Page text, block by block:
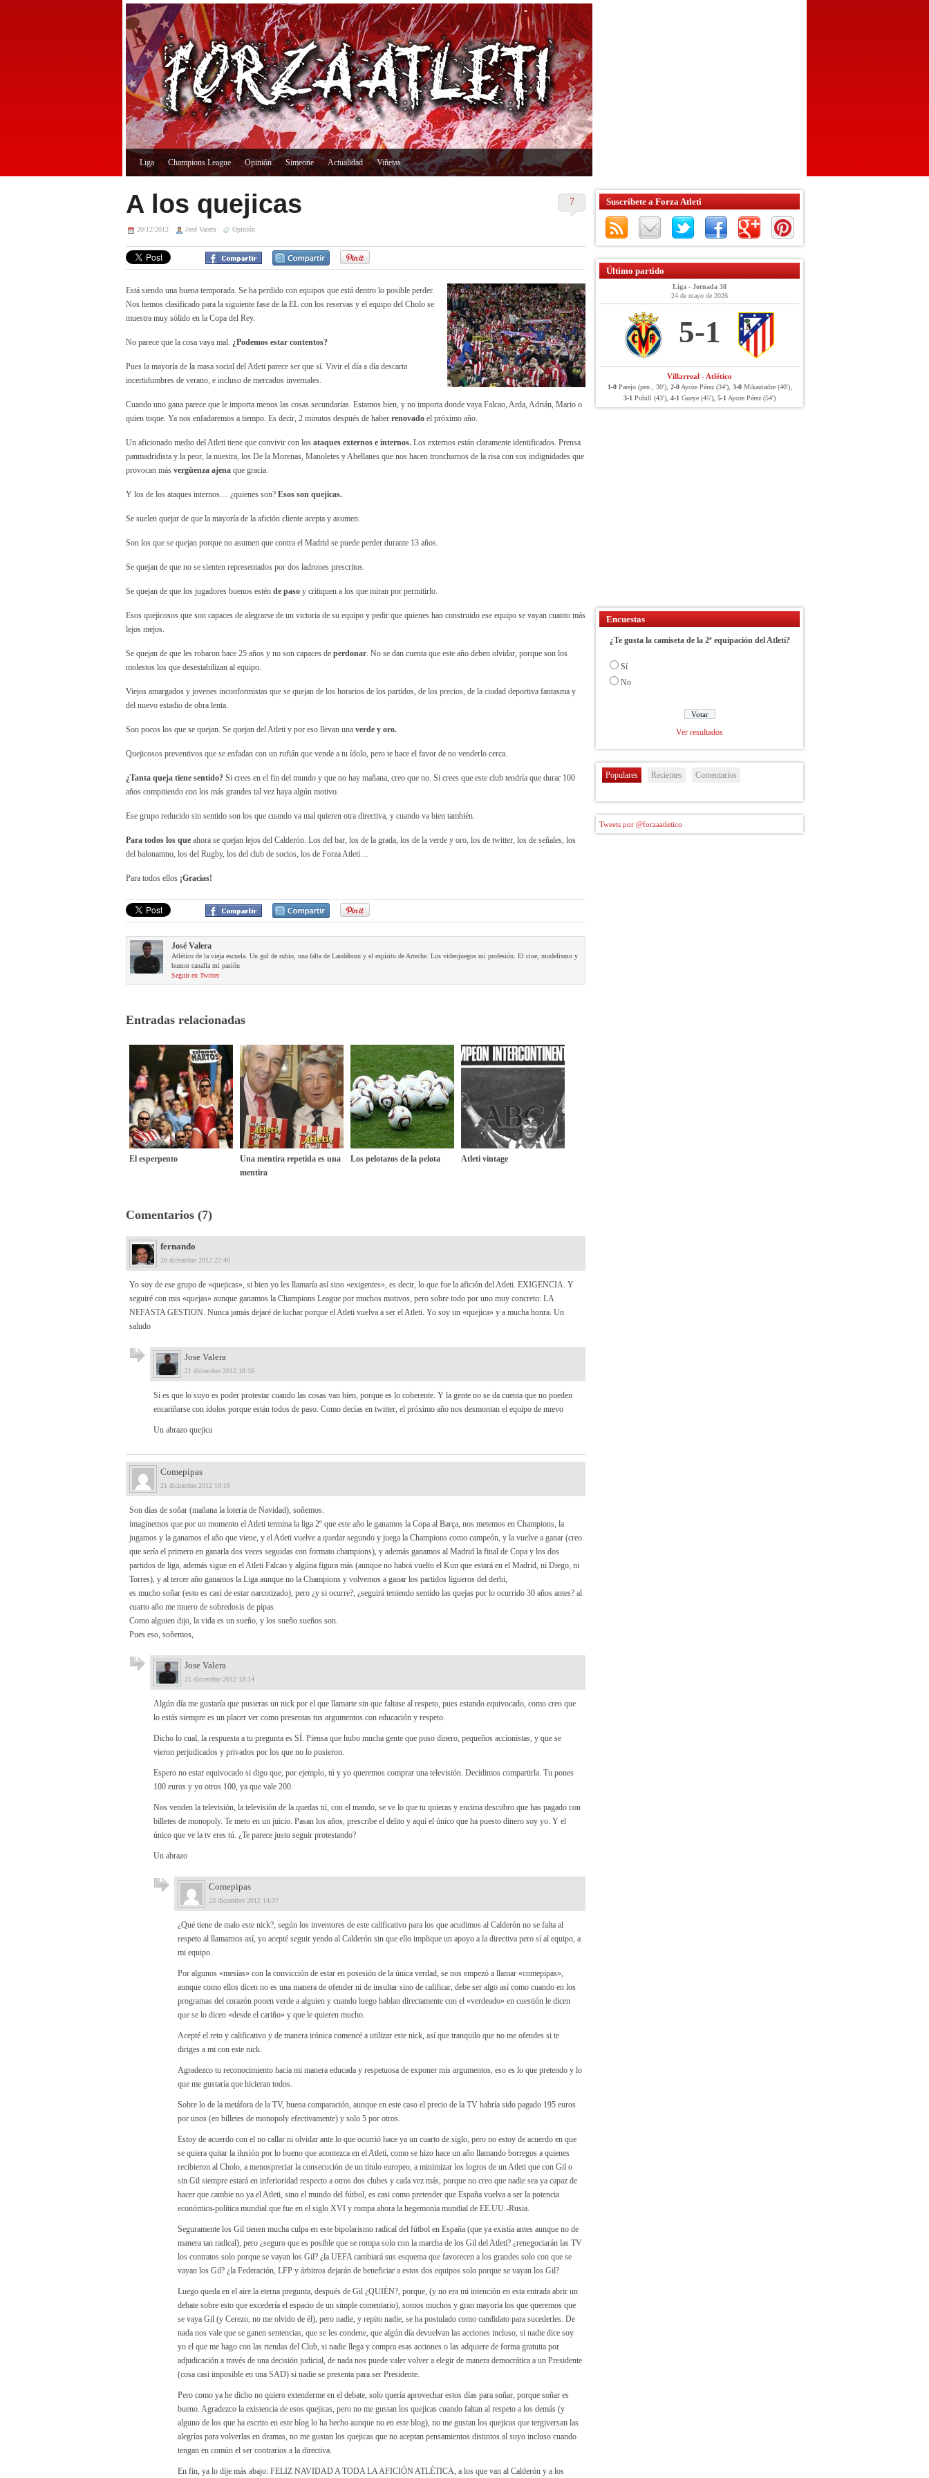
Liga Champions League Opinión Simeone Actualidad Viñetas
7
A los quejicas
20/12/2012 José Valera Opinión
Está siendo una buena temporada. Se ha perdido con equipos que está dentro lo posible perder.
Nos hemos clasificado para la siguiente fase de la EL con los reservas y el equipo del Cholo se
muestra muy sólido en la Copa del Rey.
No parece que la cosa vaya mal. ¿Podemos estar contentos?
Pues la mayoría de la masa social del Atleti parece ser que sí. Vivir el día a día descarta
incertidumbres de verano, e incluso de mercados invernales.
Cuando uno gana parece que le importa menos las cosas secundarias. Estamos bien, y no importa donde vaya Falcao, Arda, Adrián, Mario o
quien toque. Ya nos enfadaremos a tiempo. Es decir, 2 minutos después de haber renovado el próximo año.
Un aficionado medio del Atleti tiene que convivir con los ataques externos e internos. Los externos están claramente identificados. Prensa
panmadridista y la peor, la nuestra, los De la Morenas, Manoletes y Abellanes que nos hacen troncharnos de la risa con sus indignidades que
provocan más vergüenza ajena que gracia.
Y los de los ataques internos… ¿quienes son? Esos son quejicas.
Se suelen quejar de que la mayoría de la afición cliente acepta y asumen.
Son los que se quejan porque no asumen que contra el Madrid se puede perder durante 13 años.
Se quejan de que no se sienten representados por dos ladrones prescritos.
Se quejan de que los jugadores buenos estén de paso y critiquen a los que miran por permitirlo.
Esos quejicosos que son capaces de alegrarse de un victoria de su equipo y pedir que quienes han construido ese equipo se vayan cuanto más
lejos mejos.
Se quejan de que les robaron hace 25 años y no son capaces de perdonar. No se dan cuenta que este año deben olvidar, porque son los
molestos los que desestabilizan al equipo.
Viejos amargados y jovenes inconformistas que se quejan de los horarios de los partidos, de los precios, de la ciudad deportiva fantasma y
del nuevo estadio de obra lenta.
Son pocos los que se quejan. Se quejan del Atleti y por eso llevan una verde y oro.
Quejicosos preventivos que se enfadan con un rufián que vende a tu ídolo, pero te hace el favor de no venderlo cerca.
¿Tanta queja tiene sentido? Si crees en el fin del mundo y que no hay mañana, creo que no. Si crees que este club tendría que durar 100
años compitiendo con los más grandes tal vez haya algún motivo.
Ese grupo reducido sin sentido son los que cuando va mal quieren otra directiva, y cuando va bien también.
Para todos los que ahora se quejan lejos del Calderón. Los del bar, los de la grada, los de la verde y oro, los de twitter, los de señales, los
del balonamno, los del Rugby, los del club de socios, los de Forza Atleti…
Para todos ellos ¡Gracias!
José Valera
Atlético de la vieja escuela. Un gol de rubio, una falta de Landáburu y el espíritu de Arteche. Los videojuegos mi profesión. El cine, modelismo y
humor canalla mi pasión
Seguir en Twitter
Entradas relacionadas
El esperpento
Una mentira repetida es una
mentira
Los pelotazos de la pelota Atleti vintage
Comentarios (7)
fernando
20 diciembre 2012 22:40
Yo soy de ese grupo de «quejicas», si bien yo les llamaría así sino «exigentes», es decir, lo que fue la afición del Atleti. EXIGENCIA. Y
seguiré con mis «quejas» aunque ganamos la Champions League por muchos motivos, pero sobre todo por uno muy concreto: LA
NEFASTA GESTION. Nunca jamás dejaré de luchar porque el Atleti vuelva a ser el Atleti. Yo soy un «quejica» y a mucha honra. Un
saludo
Jose Valera
21 diciembre 2012 18:16
Si es que lo suyo es poder protestar cuando las cosas van bien, porque es lo coherente. Y la gente no se da cuenta que no pueden
encariñarse con idolos porque están todos de paso. Como decías en twitter, el próximo año nos desmontan el equipo de nuevo
Un abrazo quejica
Comepipas
21 diciembre 2012 10:16
Son días de soñar (mañana la lotería de Navidad), soñemos:
imaginemos que por un momento el Atleti termina la liga 2º que este año le ganamos la Copa al Barça, nos metemos en Champions, la
jugamos y la ganamos el año que viene, y el Atleti vuelve a quedar segundo y juega la Champions como campeón, y la vuelve a ganar (creo
que sería el primero en ganarla dos veces seguidas con formato champions), y además ganamos al Madrid la final de Copa y los dos
partidos de liga, además sigue en el Atleti Falcao y algúna figura más (aunque no habrá vuelto el Kun que estará en el Madrid, ni Diego, ni
Torres), y al tercer año ganamos la Liga aunque no la Champions y volvemos a ganar los partidos ligueros del derbi,
es mucho soñar (esto es casi de estar narcotizado), pero ¿y si ocurre?, ¿seguirá teniendo sentido las quejas por lo ocurrido 30 años antes? al
cuarto año me muero de sobredosis de pipas.
Como alguien dijo, la vida es un sueño, y los sueño sueños son.
Pues eso, soñemos,
Jose Valera
21 diciembre 2012 18:14
Algún día me gustaría que pusieras un nick por el que llamarte sin que faltase al respeto, pues estando equivocado, como creo que
lo estás siempre es un placer ver como presentas tus argumentos con educación y respeto.
Dicho lo cual, la respuesta a tu pregunta es SÍ. Piensa que hubo mucha gente que puso dinero, pequeños accionistas, y que se
vieron perjudicados y privados por los que no lo pusieron.
Espero no estar equivocado si digo que, por ejemplo, tú y yo queremos comprar una televisión. Decidimos compartirla. Tu pones
100 euros y yo otros 100, ya que vale 200.
Nos venden la televisión, la televisión de la quedas tú, con el mando, se ve lo que tu quieras y encima descubro que has pagado con
billetes de monopoly. Te meto en un juicio. Pasan los años, prescribe el delito y aquí el único que ha puesto dinero soy yo. Y el
único que ve la tv eres tú. ¿Te parece justo seguir protestando?
Un abrazo
Comepipas
23 diciembre 2012 14:37
¿Qué tiene de malo este nick?, según los inventores de este calificativo para los que acudimos al Calderón no se falta al
respeto al llamarnos así, yo acepté seguir yendo al Calderón sin que ello implique un apoyo a la directiva pero sí al equipo, a
mi equipo.
Por algunos «mesías» con la convicción de estar en posesión de la única verdad, se nos empezó a llamar «comepipas»,
aunque como ellos dicen no es una manera de ofender ni de insultar sino de calificar, debe ser algo así como cuando en los
programas del corazón ponen verde a alguien y cuando luego hablan directamente con el «verdeado» en cuestión le dicen
que se lo dicen «desde el cariño» y que le quieren mucho.
Acepté el reto y calificativo y de manera irónica comencé a utilizar este nick, así que tranquilo que no me ofendes si te
diriges a mi con este nick.
Agradezco tu reconocimiento hacia mi manera educada y respetuosa de exponer mis argumentos, eso es lo que pretendo y lo
que me gustaría que hicieran todos.
Sobre lo de la metáfora de la TV, buena comparación, aunque en este caso el precio de la TV habría sido pagado 195 euros
por unos (en billetes de monopoly efectivamente) y solo 5 por otros.
Estoy de acuerdo con el no callar ni olvidar ante lo que ocurrió hace ya un cuarto de siglo, pero no estoy de acuerdo en que
se quiera quitar la ilusión por lo bueno que acontezca en el Atleti, como se hizo hace un año llamando borregos a quienes
recibieron al Cholo, a menospreciar la consecución de un título europeo, a minimizar los logros de un Atleti que con Gil o
sin Gil siempre estará en inferioridad respecto a otros dos clubes y cada vez más, porque no creo que nadie sea ya capaz de
hacer que cambie no ya el Atleti, sino el mundo del fútbol, es casi como pretender que España vuelva a ser la potencia
económica-política mundial que fue en el siglo XVI y rompa ahora la hegemonía mundial de EE.UU.-Rusia.
Seguramente los Gil tienen mucha culpa en este bipolarismo radical del fútbol en España (que ya existía antes aunque no de
manera tan radical), pero ¿seguro que es posible que se rompa solo con la marcha de los Gil del Atleti? ¿renegociarán las TV
los contratos solo porque se vayan los Gil? ¿la UEFA cambiará sus esquema que favorecen a los grandes solo con que se
vayan los Gil? ¿la Federación, LFP y árbitros dejarán de beneficiar a estos dos equipos solo porque se vayan los Gil?
Luego queda en el aire la eterna pregunta, después de Gil ¿QUIÉN?, porque, (y no era mi intención en esta entrada abrir un
debate sobre esto que excedería el espacio de un simple comentario), somos muchos y gran mayoría los que queremos que
se vaya Gil (y Cerezo, no me olvido de él), pero nadie, y repito nadie, se ha postulado como candidato para sucederles. De
nada nos vale que se ganen sentencias, que se les condene, que algún día devuelvan las acciones incluso, si nadie dice soy
yo el que me hago con las riendas del Club, si nadie llega y compra esas acciones o las adquiere de forma gratuita por
adjudicación a través de una decisión judicial, de nada nos puede valer volver a elegir de manera democrática a un Presidente
(cosa casi imposible en una SAD) si nadie se presenta para ser Presidente.
Pero como ya he dicho no quiero extenderme en el debate, solo quería aprovechar estos días para soñar, porque soñar es
bueno. Agradezco la existencia de esos quejicas, pero no me gustan los quejicas cuando faltan al respeto a los demás (y
alguno de los que ha escrito en este blog lo ha hecho aunque no en este blog), no me gustan los quejicas que tergiversan las
alegrías para volverlas en dramas, no me gustan los quejicas que no aceptan pensamientos distintos al suyo incluso cuando
tengan en común el ser contrarios a la directiva.
En fin, ya lo dije más abajo: FELIZ NAVIDAD A TODA LA AFICIÓN ATLÉTICA, a los que van al Calderón y a los
Suscríbete a Forza Atleti
Último partido
Liga - Jornada 38
24 de mayo de 2026
5-1
Villarreal - Atlético
1-0Parejo (pen., 30'), 2-0Ayoze Pérez (34'), 3-0Mikautadze (40'),
3-1 Pubill (43'), 4-1 Gueye (45'), 5-1 Ayoze Pérez (54')
Encuestas
¿Te gusta la camiseta de la 2ª equipación del Atleti?
Sí
No
Ver resultados
Populares Recientes Comentarios
Tweets por @forzaatletico